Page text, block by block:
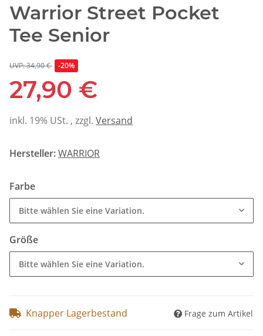
Warrior Street Pocket
Tee Senior
UVP: 34,90 € -20%
27,90 €
inkl. 19% USt. , zzgl. Versand
Hersteller:WARRIOR
Farbe
Bitte wählen Sie eine Variation.
Größe
Bitte wählen Sie eine Variation.
Knapper Lagerbestand Frage zum Artikel